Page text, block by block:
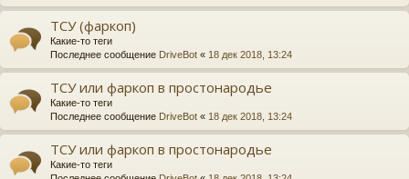
ТСУ (фаркоп)
Какие-то теги
Последнее сообщение DriveBot « 18 дек 2018, 13:24
ТСУ или фаркоп в простонародье
Какие-то теги
Последнее сообщение DriveBot « 18 дек 2018, 13:24
ТСУ или фаркоп в простонародье
Какие-то теги